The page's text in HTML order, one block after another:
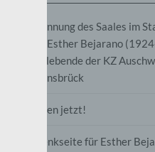
Benennung des Saales im
nach Esther Bejarano
Überlebende der KZ
Ravensbrück
Frieden jetzt!
Gedenkseite für Esther